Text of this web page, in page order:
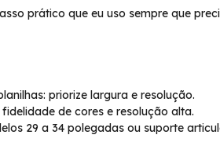
prático que eu uso sempre que
priorize largura e resolução.
de cores e resolução alta.
29 a 34 polegadas ou suporte